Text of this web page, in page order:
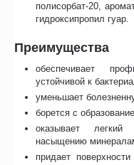
полисорбат-20,
гидроксипропил гуар.
Преимущества
обеспечивает
устойчивой к
уменьшает
борется с
оказывает
насыщению
придает